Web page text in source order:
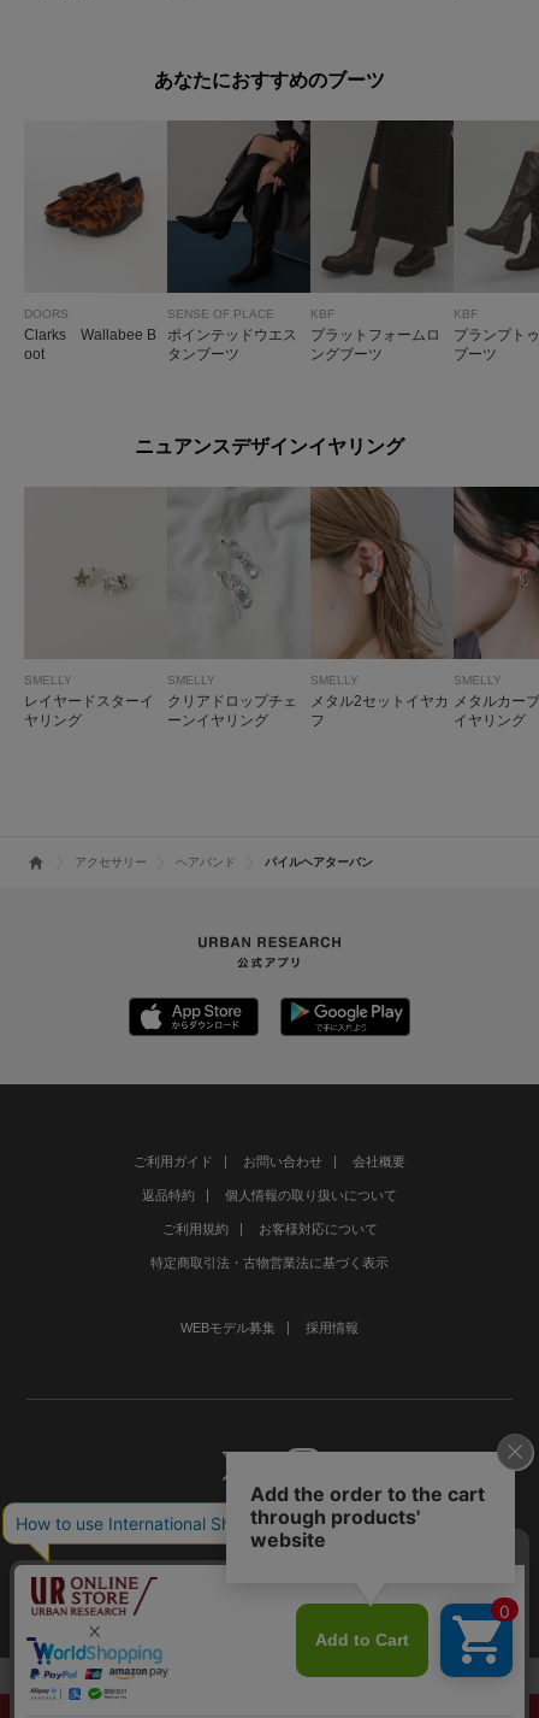
あなたにおすすめのブーツ
DOORS
Clarks Wallabee B
oot
SENSE OF PLACE
ポインテッドウエス
タンブーツ
KBF
プラットフォームロ
ングブーツ
KBF
プランプト
ブーツ
ニュアンスデザインイヤリング
SMELLY
レイヤードスターイ
ヤリング
SMELLY
クリアドロップチェ
ーンイヤリング
SMELLY
メタル2セットイヤカ
フ
SMELLY
メタルカー
イヤリング
アクセサリー ヘアバンド パイルヘアターバン
ご利用ガイド お問い合わせ 会社概要
返品特約 個人情報の取り扱いについて
ご利用規約 お客様対応について
特定商取引法・古物営業法に基づく表示
WEBモデル募集 採用情報
©URBAN RESEARCH Co., Ltd.All rights Reserved.